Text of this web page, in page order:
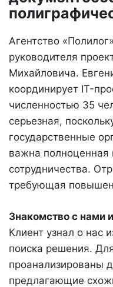
Агентство
руководителя
Михайловича.
координирует IT-
численностью 35
серьезная,
государственные
важна
сотрудничества.
требующая
Знакомство с нами
Клиент узнал о нас
поиска решения.
проанализированы
предлагающие